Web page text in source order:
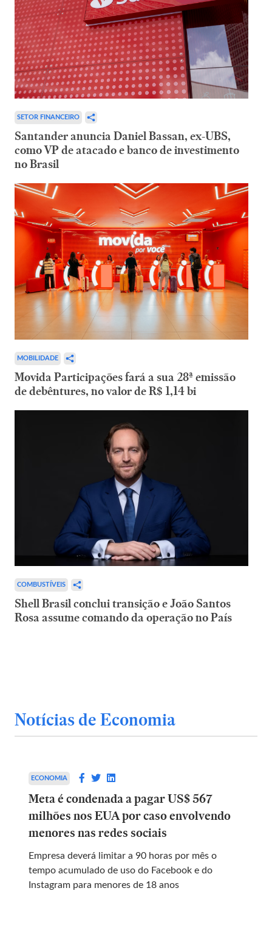
SETOR FINANCEIRO
Santander anuncia Daniel Bassan, ex-UBS,
como VP de atacado e banco de investimento
no Brasil
MOBILIDADE
Movida Participações fará a sua 28ª emissão
de debêntures, no valor de R$ 1,14 bi
COMBUSTÍVEIS
Shell Brasil conclui transição e João Santos
Rosa assume comando da operação no País
Notícias de Economia
ECONOMIA
Meta é condenada a pagar US$ 567
milhões nos EUA por caso envolvendo
menores nas redes sociais
Empresa deverá limitar a 90 horas por mês o
tempo acumulado de uso do Facebook e do
Instagram para menores de 18 anos